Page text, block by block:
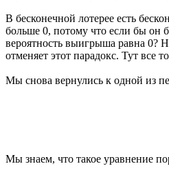
В бесконечной лотерее есть
больше 0, потому что если бы он
вероятность выигрыша равна 0?
отменяет этот парадокс. Тут все
Мы снова вернулись к одной из
Мы знаем, что такое уравнение